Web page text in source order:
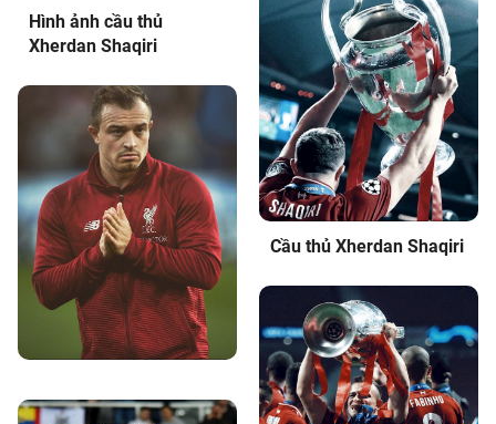
Hình ảnh cầu thủ
Xherdan Shaqiri
Cầu thủ Xherdan Shaqiri